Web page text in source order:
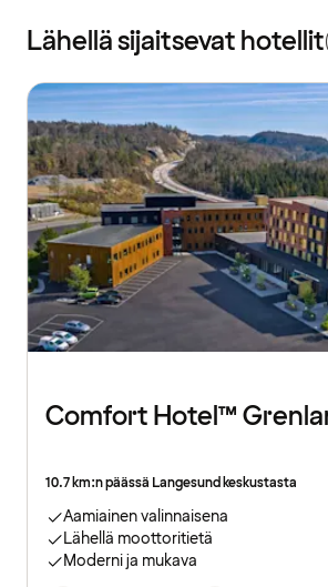
Lähellä sijaitsevat hotellit
Comfort Hotel™
10.7 km:n päässä Langesund keskustasta
Aamiainen valinnaisena
Lähellä moottoritietä
Moderni ja mukava